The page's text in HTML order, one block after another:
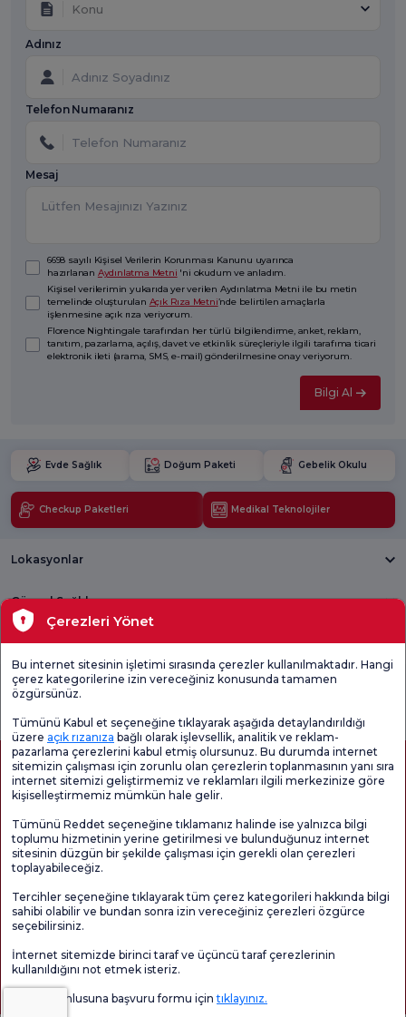
Konu
Adınız
Telefon Numaranız
Mesaj
6698 sayılı Kişisel Verilerin Korunması Kanunu uyarınca
hazırlanan Aydınlatma Metni 'ni okudum ve anladım.
Kişisel verilerimin yukarıda yer verilen Aydınlatma Metni ile bu metin
temelinde oluşturulan Açık Rıza Metni’nde belirtilen amaçlarla
işlenmesine açık rıza veriyorum.
Florence Nightingale tarafından her türlü bilgilendirme, anket, reklam,
tanıtım, pazarlama, açılış, davet ve etkinlik süreçleriyle ilgili tarafıma ticari
elektronik ileti (arama, SMS, e-mail) gönderilmesine onay veriyorum.
Bilgi Al
Evde Sağlık Doğum Paketi Gebelik Okulu
Checkup Paketleri Medikal Teknolojiler
Lokasyonlar
Güncel Sağlık
Tıbbi Birimler
Genel
Sayfa içeriği sadece bilgilendirme amaçlıdır. Tanı ve tedavi için mutlaka
doktorunuza başvurunuz.
@2026 Grup Florence Nightingale Hastaneleri
Editör: Uğurcan Durmuş - 0 549 455 55 46. - Güncelleme Tarihi: 07.08.2026
Çerezleri Yönet
Bu internet sitesinin işletimi sırasında çerezler kullanılmaktadır. Hangi
çerez kategorilerine izin vereceğiniz konusunda tamamen
özgürsünüz.
Tümünü Kabul et seçeneğine tıklayarak aşağıda detaylandırıldığı
üzere açık rızanıza bağlı olarak işlevsellik, analitik ve reklam-
pazarlama çerezlerini kabul etmiş olursunuz. Bu durumda internet
sitemizin çalışması için zorunlu olan çerezlerin toplanmasının yanı sıra
internet sitemizi geliştirmemiz ve reklamları ilgili merkezinize göre
kişiselleştirmemiz mümkün hale gelir.
Tümünü Reddet seçeneğine tıklamanız halinde ise yalnızca bilgi
toplumu hizmetinin yerine getirilmesi ve bulunduğunuz internet
sitesinin düzgün bir şekilde çalışması için gerekli olan çerezleri
toplayabileceğiz.
Tercihler seçeneğine tıklayarak tüm çerez kategorileri hakkında bilgi
sahibi olabilir ve bundan sonra izin vereceğiniz çerezleri özgürce
seçebilirsiniz.
İnternet sitemizde birinci taraf ve üçüncü taraf çerezlerinin
kullanıldığını not etmek isteriz.
Veri sorumlusuna başvuru formu içintıklayınız.